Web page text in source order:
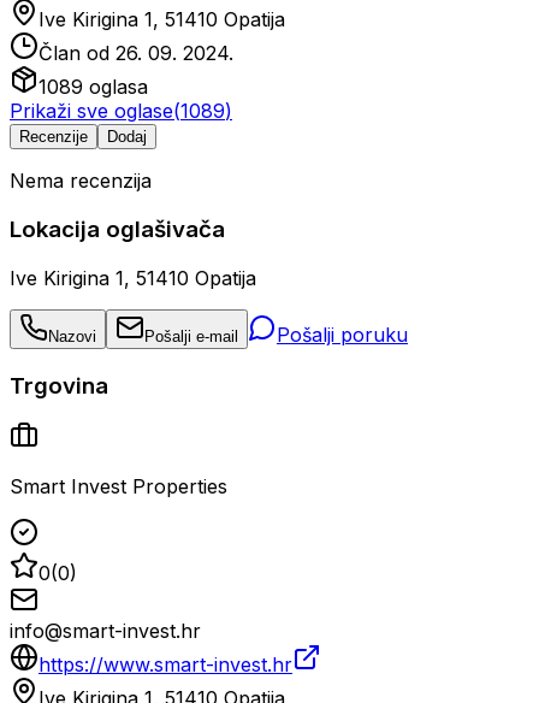
Ive Kirigina 1, 51410 Opatija
Član od 26. 09. 2024.
1089 oglasa
Prikaži sve oglase(1089)
Recenzije Dodaj
Nema recenzija
Lokacija oglašivača
Ive Kirigina 1, 51410 Opatija
Nazovi Pošalji e-mail Pošalji poruku
Trgovina
Smart Invest Properties
0(0)
info@smart-invest.hr
https://www.smart-invest.hr